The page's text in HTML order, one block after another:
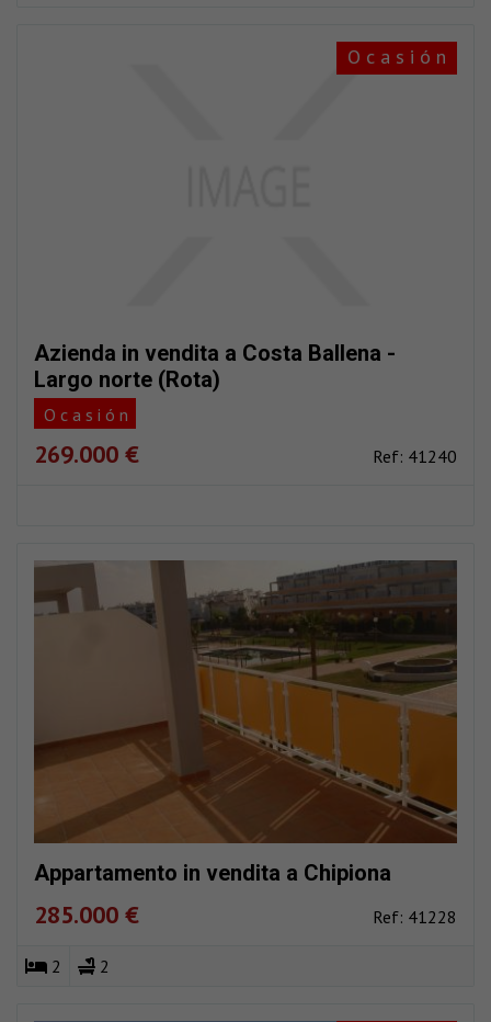
O c a s i ó n
Azienda in vendita a Costa Ballena -
Largo norte (Rota)
O c a s i ó n
269.000 € Ref: 41240
Appartamento in vendita a Chipiona
285.000 € Ref: 41228
2 2